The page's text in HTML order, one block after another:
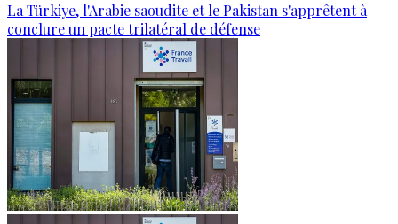
La Türkiye, l'Arabie saoudite et le Pakistan s'apprêtent à
conclure un pacte trilatéral de défense